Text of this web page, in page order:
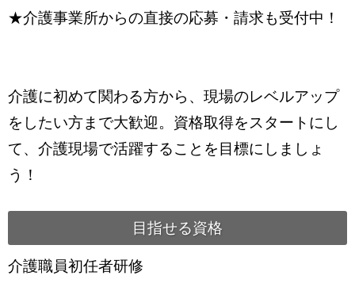
★介護事業所からの直接の応募・請求も受付中！
介護に初めて関わる方から、現場のレベルアップ
をしたい方まで大歓迎。資格取得をスタートにし
て、介護現場で活躍することを目標にしましょ
う！
目指せる資格
介護職員初任者研修